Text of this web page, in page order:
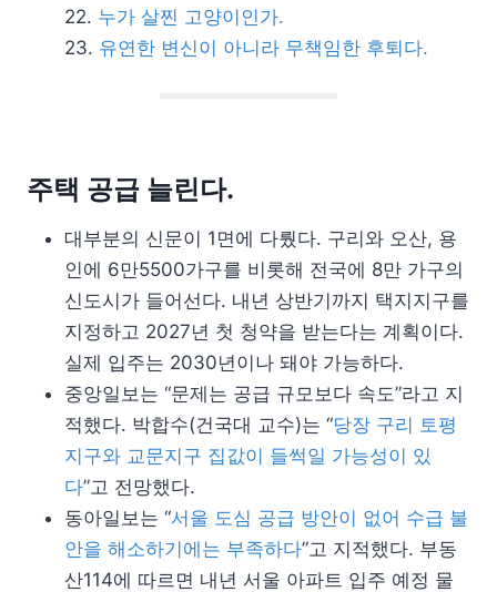
누가 살찐 고양이인가.
유연한 변신이 아니라 무책임한 후퇴다.
주택 공급 늘린다.
대부분의 신문이 1면에 다뤘다. 구리와 오산, 용
인에 6만5500가구를 비롯해 전국에 8만 가구의
신도시가 들어선다. 내년 상반기까지 택지지구를
지정하고 2027년 첫 청약을 받는다는 계획이다.
실제 입주는 2030년이나 돼야 가능하다.
중앙일보는 “문제는 공급 규모보다 속도”라고 지
적했다. 박합수(건국대 교수)는 “당장 구리 토평
지구와 교문지구 집값이 들썩일 가능성이 있
다”고 전망했다.
동아일보는 “서울 도심 공급 방안이 없어 수급 불
안을 해소하기에는 부족하다”고 지적했다. 부동
산114에 따르면 내년 서울 아파트 입주 예정 물